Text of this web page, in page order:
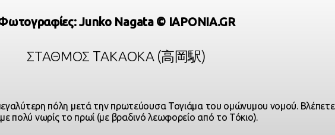
Junko Nagata © IAPONIA.GR
ΣΤΑΘΜΌΣ TΑΚΑΌΚΑ (高岡駅)
πόλη μετά την πρωτεύουσα Τογιάμα του ομώνυμου νομού.
πολύ νωρίς το πρωί (με βραδινό λεωφορείο από το Τόκιο).